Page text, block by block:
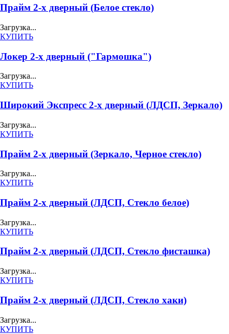
Прайм 2-х дверный (Белое стекло)
Загрузка...
КУПИТЬ
Локер 2-х дверный ("Гармошка")
Загрузка...
КУПИТЬ
Широкий Экспресс 2-х дверный (ЛДСП, Зеркало)
Загрузка...
КУПИТЬ
Прайм 2-х дверный (Зеркало, Черное стекло)
Загрузка...
КУПИТЬ
Прайм 2-х дверный (ЛДСП, Стекло белое)
Загрузка...
КУПИТЬ
Прайм 2-х дверный (ЛДСП, Стекло фисташка)
Загрузка...
КУПИТЬ
Прайм 2-х дверный (ЛДСП, Стекло хаки)
Загрузка...
КУПИТЬ